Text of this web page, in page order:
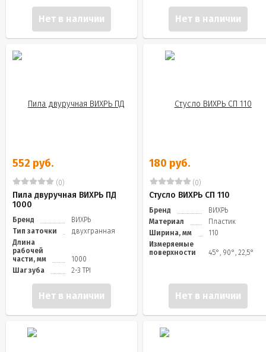
Нет в наличии Нет в наличии
552 руб.
(0)
Пила двуручная ВИХРЬ ПД
1000
Бренд
ВИХРЬ
Тип заточки
двухгранная
Длина
рабочей
части, мм
1000
Шаг зуба
2-3 TPI
Нет в наличии
180 руб.
(0)
Стусло ВИХРЬ СП 110
Бренд
ВИХРЬ
Материал
Пластик
Ширина, мм
110
Измеряемые
поверхности
45°, 90°, 22,5°
Нет в наличии